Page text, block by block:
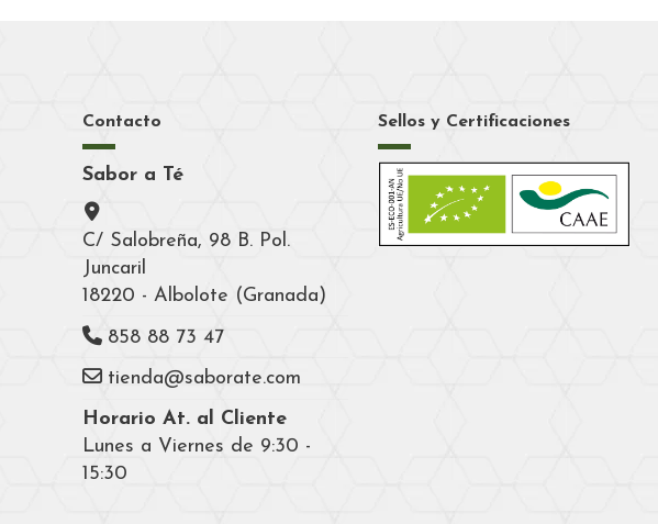
Contacto
Sabor a Té
C/ Salobreña, 98 B. Pol.
Juncaril
18220 - Albolote (Granada)
858 88 73 47
tienda@saborate.com
Horario At. al Cliente
Lunes a Viernes de 9:30 -
15:30
Sellos y Certificaciones